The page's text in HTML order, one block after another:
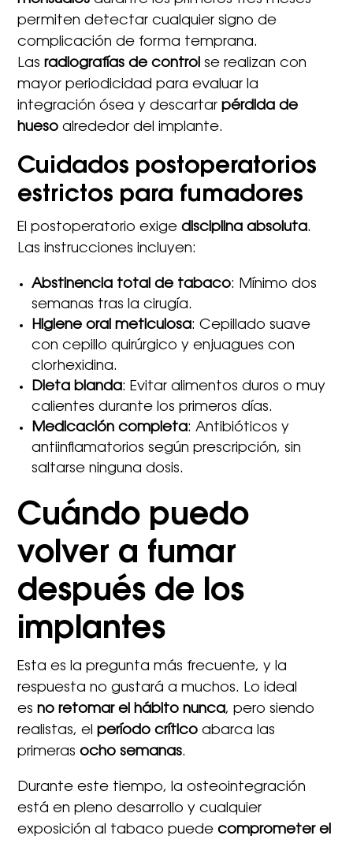
permiten detectar cualquier signo de
complicación de forma temprana.
Lasradiografías de control se realizan con
mayor periodicidad para evaluar la
integración ósea y descartar pérdida de
hueso alrededor del implante.
Cuidados postoperatorios
estrictos para fumadores
El postoperatorio exigedisciplina absoluta.
Las instrucciones incluyen:
Abstinencia total de tabaco: Mínimo dos
semanas tras la cirugía.
Higiene oral meticulosa: Cepillado suave
con cepillo quirúrgico y enjuagues con
clorhexidina.
Dieta blanda: Evitar alimentos duros o muy
calientes durante los primeros días.
Medicación completa: Antibióticos y
antiinflamatorios según prescripción, sin
saltarse ninguna dosis.
Cuándo puedo
volver a fumar
después de los
implantes
Esta es la pregunta más frecuente, y la
respuesta no gustará a muchos. Lo ideal
esno retomar el hábito nunca, pero siendo
realistas, el período crítico abarca las
primerasocho semanas.
Durante este tiempo, la osteointegración
está en pleno desarrollo y cualquier
exposición al tabaco puedecomprometer el